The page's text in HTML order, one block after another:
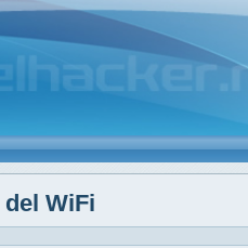
WiFi